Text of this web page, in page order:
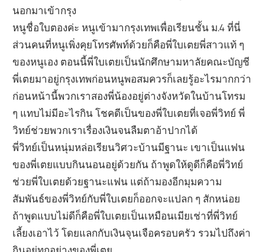
นอกมาเข้ากรุง
หนูชื่อใบตองค่ะ หนูเข้ามากรุงเทพเพื่อเรียนชั้น ม.4 ที่นี่
ส่วนคนที่หนูเพิ่งคุยโทรศัพท์ด้วยก็คือพี่ใบเตยพี่สาวแท้ ๆ
ของหนูเอง ตอนนี้พี่ใบเตยเป็นนักศึกษามหาลัยคณะบัญชี
พี่เตยมาอยู่กรุงเทพก่อนหนูพอสมควรก็เลยรู้อะไรมากกว่า
ก่อนหน้านี้พวกเราสองพี่น้องอยู่ต่างจังหวัดในบ้านโทรม
ๆ แทบไม่มีอะไรกิน โชคดีเป็นของพี่ใบเตยที่เจอพี่วิทย์ พี่
วิทย์ช่วยพวกเราเรื่องเงินจนลืมตาอ้าปากได้
พี่วิทย์เป็นหนุ่มหล่อเรียนวิศวะบ้านมีฐานะ เขาเป็นแฟน
ของพี่เตยแบบกินนอนอยู่ด้วยกัน ถ้าพูดให้ดูดีก็คือพี่วิทย์
ช่วยพี่ใบเตยด้วยฐานะแฟน แต่ถ้ามองอีกมุมความ
สัมพันธ์ของพี่วิทย์กับพี่ใบเตยก็ออกจะแปลก ๆ สักหน่อย
ถ้าพูดแบบไม่ดีก็คือพี่ใบเตยเป็นเหมือนเมียเช่าที่พี่วิทย์
เลี้ยงเอาไว้ โดยแลกกับเงินจุนเจือครอบครัว รวมไปถึงค่า